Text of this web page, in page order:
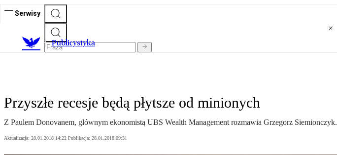
Serwisy
Publicystyka
Przyszłe recesje będą płytsze od minionych
Z Paulem Donovanem, głównym ekonomistą UBS Wealth Management rozmawia Grzegorz Siemionczyk.
Aktualizacja: 28.01.2018 14:22 Publikacja: 28.01.2018 09:31